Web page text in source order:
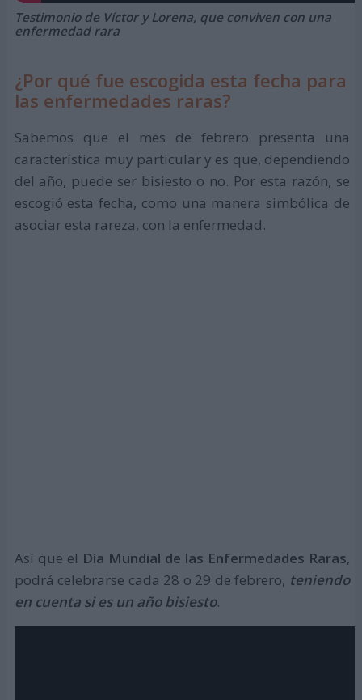
Testimonio de Víctor y Lorena, que conviven con una
enfermedad rara
¿Por qué fue escogida esta fecha para
las enfermedades raras?
Sabemos que el mes de febrero presenta una
característica muy particular y es que, dependiendo
del año, puede ser bisiesto o no. Por esta razón, se
escogió esta fecha, como una manera simbólica de
asociar esta rareza, con la enfermedad.
Así que el Día Mundial de las Enfermedades Raras,
podrá celebrarse cada 28 o 29 de febrero, teniendo
en cuenta si es un año bisiesto.